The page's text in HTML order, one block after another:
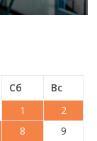
Сб
Вс
1
2
8
9